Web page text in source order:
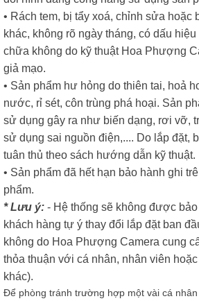
• Rách tem, bị tẩy xoá, chỉnh sửa hoặc
khác, không rõ ngày tháng, có dấu
chữa không do kỹ thuật Hoa Phượng
giả mạo.
• Sản phẩm hư hỏng do thiên tai, hoả
nước, rỉ sét, côn trùng phá hoại. Sản
sử dụng gây ra như biến dạng, rơi vỡ,
sử dụng sai nguồn điện,.... Do lắp đặt,
tuân thủ theo sách hướng dẫn kỹ thuật.
• Sản phẩm đã hết hạn bảo hành ghi
phẩm.
* Lưu ý: - Hệ thống sẽ không được
khách hàng tự ý thay đổi lắp đặt ban
không do Hoa Phượng Camera cung
thỏa thuận với cá nhân, nhân viên
khác).
Để phòng tránh trường hợp một vài cá